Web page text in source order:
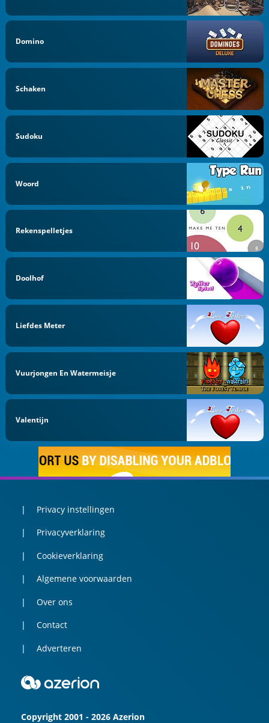
Domino
Schaken
Sudoku
Woord
Rekenspelletjes
Doolhof
Liefdes Meter
Vuurjongen En Watermeisje
Valentijn
Privacy instellingen
Privacyverklaring
Cookieverklaring
Algemene voorwaarden
Over ons
Contact
Adverteren
Copyright 2001 - 2026 Azerion